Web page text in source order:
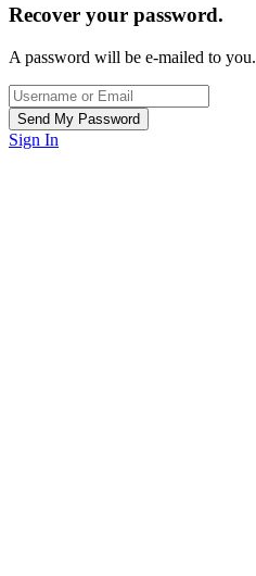
Recover your password.
A password will be e-mailed to you.
Sign In